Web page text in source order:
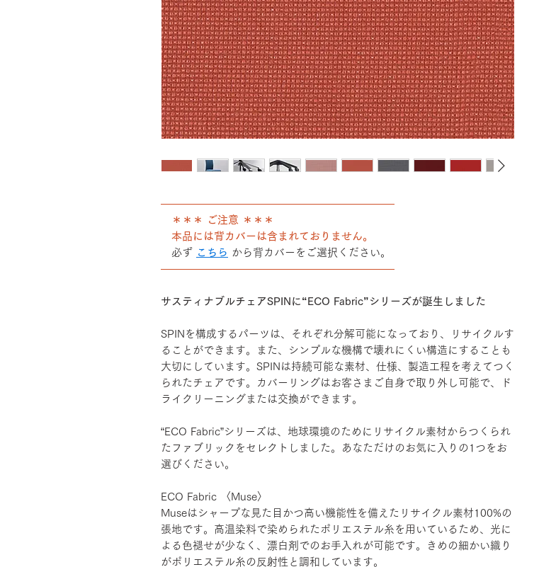
――――――――――――――――――――――
＊＊＊ ご注意 ＊＊＊
本品には背カバーは含まれておりません。
必ず こちら から背カバーをご選択ください。
――――――――――――――――――――――
サスティナブルチェアSPINに“ECO Fabric”シリーズが誕生しました
SPINを構成するパーツは、それぞれ分解可能になっており、リサイクルす
ることができます。また、シンプルな機構で壊れにくい構造にすることも
大切にしています。SPINは持続可能な素材、仕様、製造工程を考えてつく
られたチェアです。カバーリングはお客さまご自身で取り外し可能で、ド
ライクリーニングまたは交換ができます。
“ECO Fabric”シリーズは、地球環境のためにリサイクル素材からつくられ
たファブリックをセレクトしました。あなただけのお気に入りの1つをお
選びください。
ECO Fabric 〈Muse〉
Museはシャープな見た目かつ高い機能性を備えたリサイクル素材100%の
張地です。高温染料で染められたポリエステル糸を用いているため、光に
よる色褪せが少なく、漂白剤でのお手入れが可能です。きめの細かい織り
がポリエステル糸の反射性と調和しています。